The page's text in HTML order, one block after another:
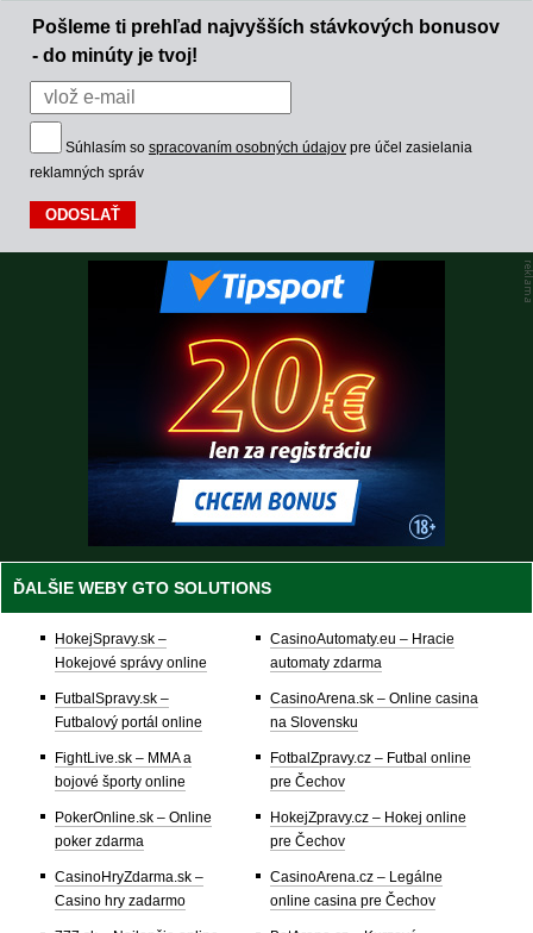
Pošleme ti prehľad najvyšších stávkových bonusov
- do minúty je tvoj!
Súhlasím so spracovaním osobných údajov pre účel zasielania
reklamných správ
ĎALŠIE WEBY GTO SOLUTIONS
HokejSpravy.sk –
Hokejové správy online
FutbalSpravy.sk –
Futbalový portál online
FightLive.sk – MMA a
bojové športy online
PokerOnline.sk – Online
poker zdarma
CasinoHryZdarma.sk –
Casino hry zadarmo
CasinoAutomaty.eu – Hracie
automaty zdarma
CasinoArena.sk – Online casina
na Slovensku
FotbalZpravy.cz – Futbal online
pre Čechov
HokejZpravy.cz – Hokej online
pre Čechov
CasinoArena.cz – Legálne
online casina pre Čechov